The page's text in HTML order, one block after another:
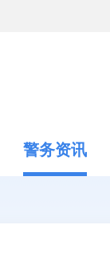
警务资讯